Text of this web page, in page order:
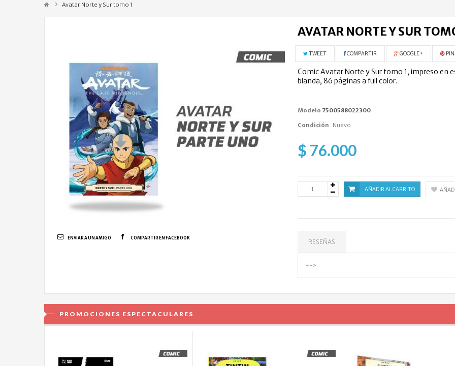
Avatar Norte y Sur tomo 1
ENVIAR A UN AMIGO COMPARTIR EN FACEBOOK
AVATAR NORTE Y SUR
TWEET COMPARTIR GOOGLE+
Comic Avatar Norte y Sur tomo 1, impreso en
blanda, 86 páginas a full color.
Modelo 7500588022300
Condición Nuevo
$ 76.000
AÑADIR AL CARRITO
RESEÑAS
-->
PROMOCIONES ESPECTACULARES